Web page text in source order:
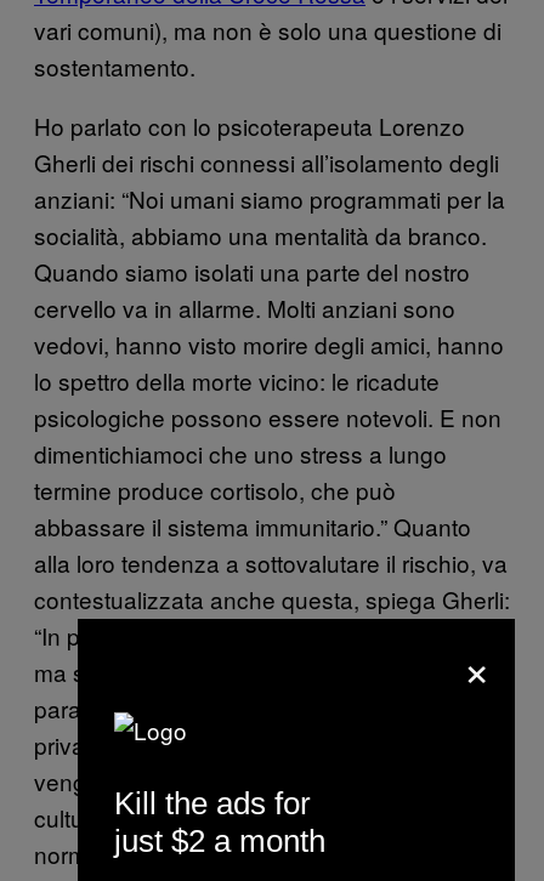
vari comuni), ma non è solo una questione di
sostentamento.
Ho parlato con lo psicoterapeuta Lorenzo
Gherli dei rischi connessi all’isolamento degli
anziani: “Noi umani siamo programmati per la
socialità, abbiamo una mentalità da branco.
Quando siamo isolati una parte del nostro
cervello va in allarme. Molti anziani sono
vedovi, hanno visto morire degli amici, hanno
lo spettro della morte vicino: le ricadute
psicologiche possono essere notevoli. E non
dimentichiamoci che uno stress a lungo
termine produce cortisolo, che può
abbassare il sistema immunitario.” Quanto
alla loro tendenza a sottovalutare il rischio, va
contestualizzata anche questa, spiega Gherli:
“In passato hanno già vissuto delle epidemie,
ma senza questa eco mediatica. Fanno il
paragone e non capiscono perché debbano
privarsi di tante cose ‘solo’ per un virus. E poi
vengono da epoche in cui la morte, a livello
culturale, veniva molto più accettata e
normalizzata.”
×
Kill the ads for
just $2 a month